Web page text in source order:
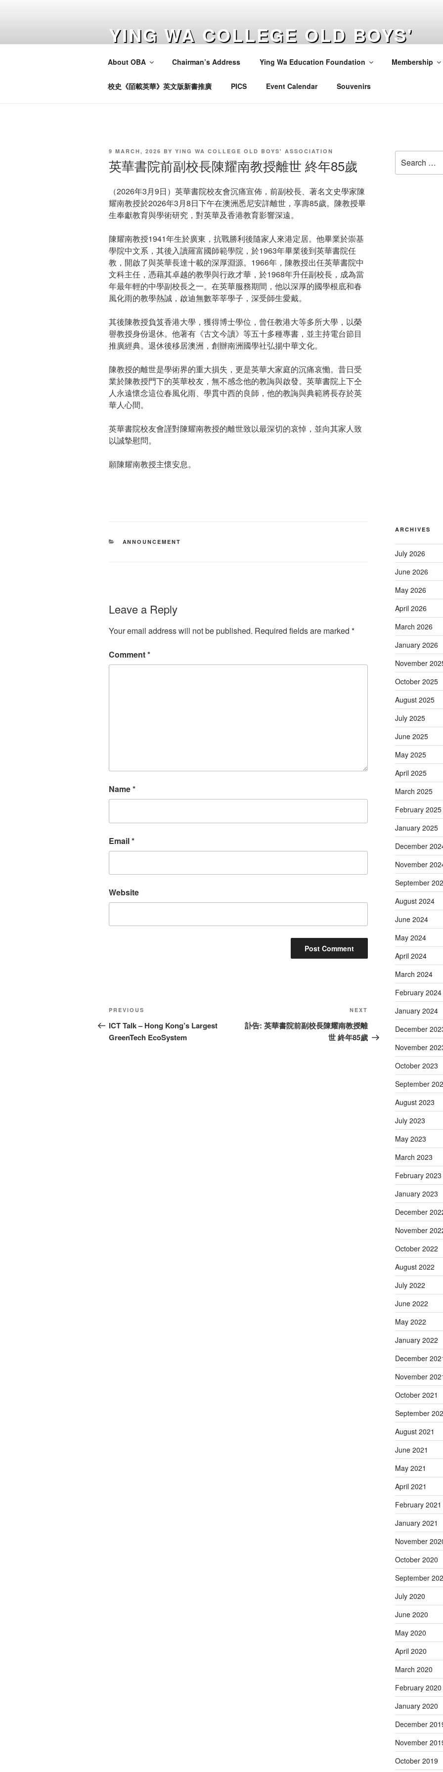
YING WA COLLEGE OLD BOYS'
ASSOCIATION
About OBA Chairman’s Address Ying Wa Education Foundation Membership
校史《皕載英華》英文版新書推廣 PICS Event Calendar Souvenirs
POSTED
ON
9 MARCH, 2026 BY YING WA COLLEGE OLD BOYS' ASSOCIATION
英華書院前副校長陳耀南教授離世 終年85歲
（2026年3月9日）英華書院校友會沉痛宣佈，前副校長、著名文史學家陳
耀南教授於2026年3月8日下午在澳洲悉尼安詳離世，享壽85歲。陳教授畢
生奉獻教育與學術研究，對英華及香港教育影響深遠。
陳耀南教授1941年生於廣東，抗戰勝利後隨家人來港定居。他畢業於崇基
學院中文系，其後入讀羅富國師範學院，於1963年畢業後到英華書院任
教，開啟了與英華長達十載的深厚淵源。1966年，陳教授出任英華書院中
文科主任，憑藉其卓越的教學與行政才華，於1968年升任副校長，成為當
年最年輕的中學副校長之一。在英華服務期間，他以深厚的國學根底和春
風化雨的教學熱誠，啟迪無數莘莘學子，深受師生愛戴。
其後陳教授負笈香港大學，獲得博士學位，曾任教港大等多所大學，以榮
譽教授身份退休。他著有《古文今讀》等五十多種專書，並主持電台節目
推廣經典。退休後移居澳洲，創辦南洲國學社弘揚中華文化。
陳教授的離世是學術界的重大損失，更是英華大家庭的沉痛哀慟。昔日受
業於陳教授門下的英華校友，無不感念他的教誨與啟發。英華書院上下仝
人永遠懷念這位春風化雨、學貫中西的良師，他的教誨與典範將長存於英
華人心間。
英華書院校友會謹對陳耀南教授的離世致以最深切的哀悼，並向其家人致
以誠摯慰問。
願陳耀南教授主懷安息。
CATEGORIES
ANNOUNCEMENT
Leave a Reply
Your email address will not be published. Required fields are marked *
Comment*
Name*
Email*
Website
Post
navigation
Previous
Post
PREVIOUS
ICT Talk – Hong Kong’s Largest
GreenTech EcoSystem
Post
NEXT
訃告: 英華書院前副校長陳耀南教授離
世 終年85歲
for:
ARCHIVES
July 2026
June 2026
May 2026
April 2026
March 2026
January 2026
November
October 2025
August 2025
July 2025
June 2025
May 2025
April 2025
March 2025
February 2025
January 2025
December
November
September
August 2024
June 2024
May 2024
April 2024
March 2024
February 2024
January 2024
December
November
October 2023
September
August 2023
July 2023
May 2023
March 2023
February 2023
January 2023
December
November
October 2022
August 2022
July 2022
June 2022
May 2022
January 2022
December
November
October 2021
September
August 2021
June 2021
May 2021
April 2021
February 2021
January 2021
November
October 2020
September
July 2020
June 2020
May 2020
April 2020
March 2020
February 2020
January 2020
December
November
October 2019